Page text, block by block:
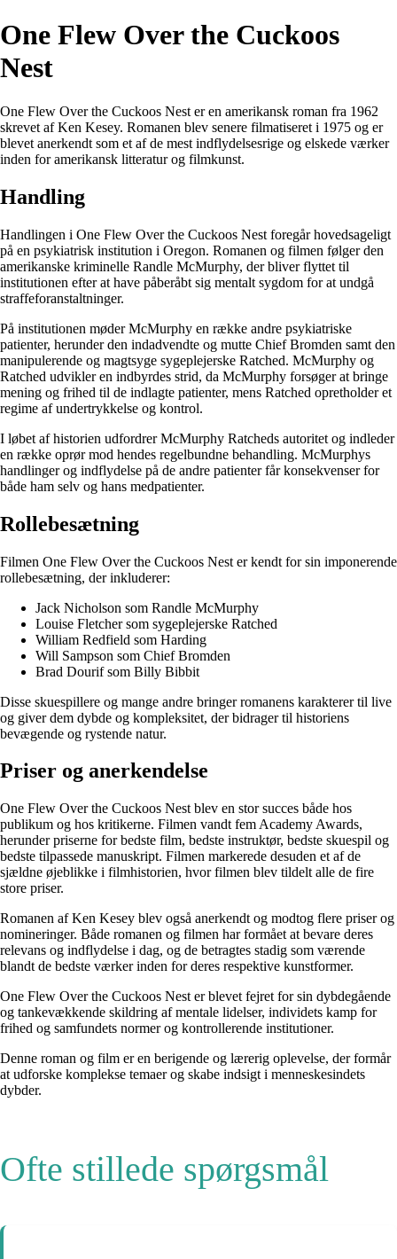
One Flew Over the Cuckoos
Nest
One Flew Over the Cuckoos Nest er en amerikansk roman fra 1962
skrevet af Ken Kesey. Romanen blev senere filmatiseret i 1975 og er
blevet anerkendt som et af de mest indflydelsesrige og elskede værker
inden for amerikansk litteratur og filmkunst.
Handling
Handlingen i One Flew Over the Cuckoos Nest foregår hovedsageligt
på en psykiatrisk institution i Oregon. Romanen og filmen følger den
amerikanske kriminelle Randle McMurphy, der bliver flyttet til
institutionen efter at have påberåbt sig mentalt sygdom for at undgå
straffeforanstaltninger.
På institutionen møder McMurphy en række andre psykiatriske
patienter, herunder den indadvendte og mutte Chief Bromden samt den
manipulerende og magtsyge sygeplejerske Ratched. McMurphy og
Ratched udvikler en indbyrdes strid, da McMurphy forsøger at bringe
mening og frihed til de indlagte patienter, mens Ratched opretholder et
regime af undertrykkelse og kontrol.
I løbet af historien udfordrer McMurphy Ratcheds autoritet og indleder
en række oprør mod hendes regelbundne behandling. McMurphys
handlinger og indflydelse på de andre patienter får konsekvenser for
både ham selv og hans medpatienter.
Rollebesætning
Filmen One Flew Over the Cuckoos Nest er kendt for sin imponerende
rollebesætning, der inkluderer:
Jack Nicholson som Randle McMurphy
Louise Fletcher som sygeplejerske Ratched
William Redfield som Harding
Will Sampson som Chief Bromden
Brad Dourif som Billy Bibbit
Disse skuespillere og mange andre bringer romanens karakterer til live
og giver dem dybde og kompleksitet, der bidrager til historiens
bevægende og rystende natur.
Priser og anerkendelse
One Flew Over the Cuckoos Nest blev en stor succes både hos
publikum og hos kritikerne. Filmen vandt fem Academy Awards,
herunder priserne for bedste film, bedste instruktør, bedste skuespil og
bedste tilpassede manuskript. Filmen markerede desuden et af de
sjældne øjeblikke i filmhistorien, hvor filmen blev tildelt alle de fire
store priser.
Romanen af Ken Kesey blev også anerkendt og modtog flere priser og
nomineringer. Både romanen og filmen har formået at bevare deres
relevans og indflydelse i dag, og de betragtes stadig som værende
blandt de bedste værker inden for deres respektive kunstformer.
One Flew Over the Cuckoos Nest er blevet fejret for sin dybdegående
og tankevækkende skildring af mentale lidelser, individets kamp for
frihed og samfundets normer og kontrollerende institutioner.
Denne roman og film er en berigende og lærerig oplevelse, der formår
at udforske komplekse temaer og skabe indsigt i menneskesindets
dybder.
Ofte stillede spørgsmål